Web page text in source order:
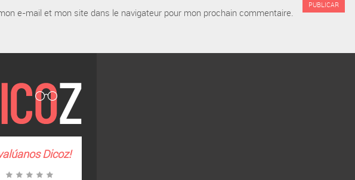
e-mail et mon site dans le navigateur pour mon prochain commentaire.
Dicoz!